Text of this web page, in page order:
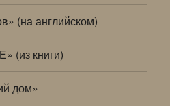
(на английском)
(из книги)
дом»